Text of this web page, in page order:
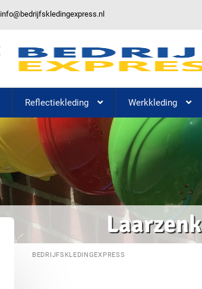
info@bedrijfskledingexpress.nl
Reflectiekleding Werkkleding
BEDRIJFSKLEDINGEXPRESS